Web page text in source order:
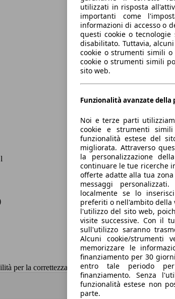
per la correttezza dei dati.
utilizzati in risposta
importanti come
informazioni di accesso o
questi cookie o
disabilitato. Tuttavia,
cookie o strumenti simili
cookie o strumenti simili
sito web.
Funzionalità avanzate della
Noi e terze parti
cookie e strumenti
funzionalità estese del
migliorata. Attraverso
la personalizzazione
continuare le tue ricerche
offerte adatte alla tua
messaggi
localmente se lo
preferiti o nell'ambito della
l'utilizzo del sito web,
visite successive. Con il
sull'utilizzo saranno
Alcuni cookie/strumenti
memorizzare le
finanziamento per 30
entro tale periodo
finanziamento. Senza
funzionalità estese non
parte.